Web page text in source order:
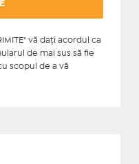
vă daţi acordul ca
de mai sus să fie
scopul de a vă